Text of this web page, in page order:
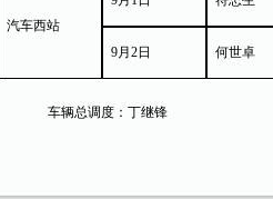
汽车西站
9月2日 何世卓
车辆总调度：丁继锋